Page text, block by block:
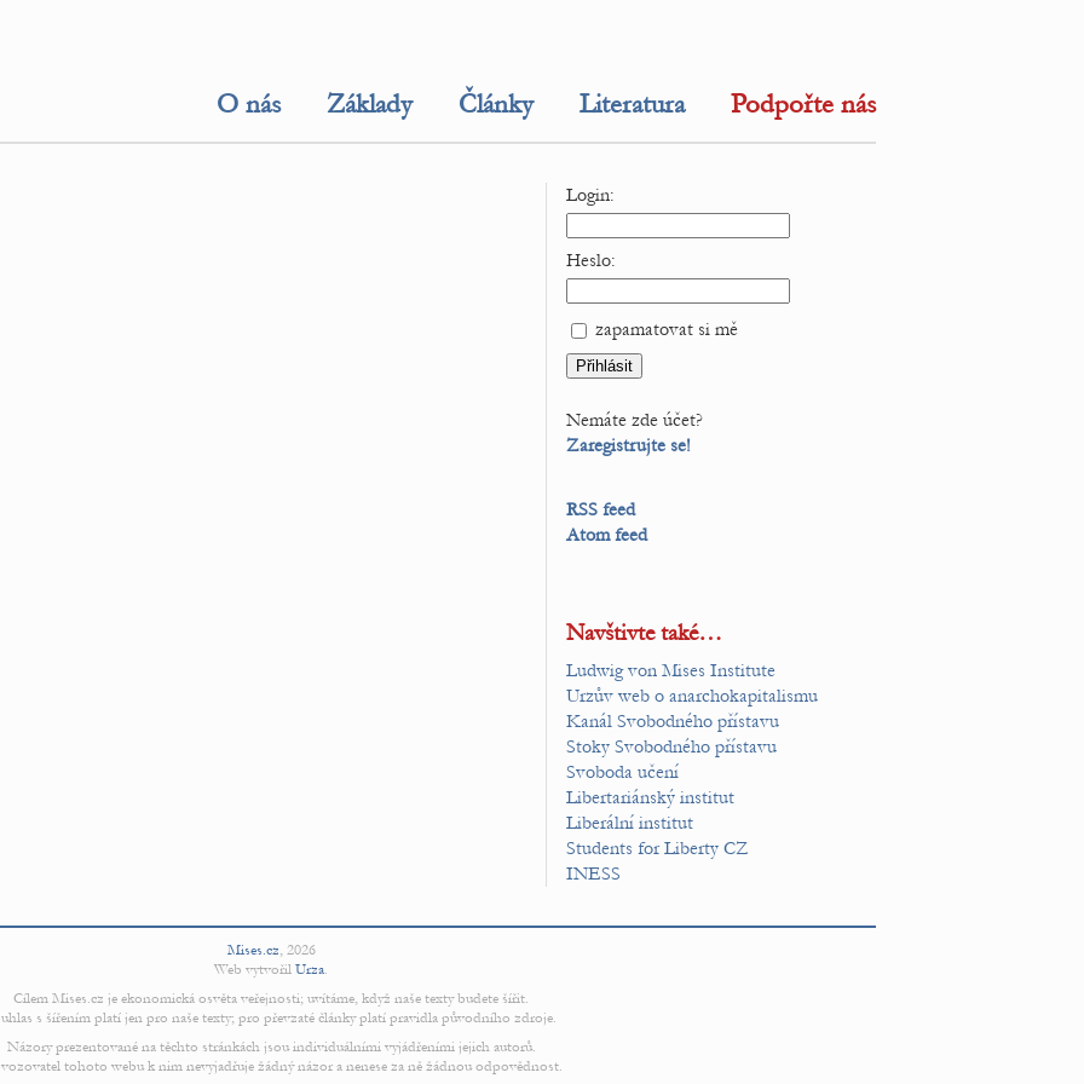
O nás Základy Články Literatura Podpořte nás
Login:
Heslo:
zapamatovat si mě
Nemáte zde účet?
Zaregistrujte se!
RSS feed
Atom feed
Navštivte také…
Ludwig von Mises Institute
Urzův web o anarchokapitalismu
Kanál Svobodného přístavu
Stoky Svobodného přístavu
Svoboda učení
Libertariánský institut
Liberální institut
Students for Liberty CZ
INESS
Mises.cz, 2026
Web vytvořil Urza.
Cílem Mises.cz je ekonomická osvěta veřejnosti; uvítáme, když naše texty budete šířit.
s šířením platí jen pro naše texty; pro převzaté články platí pravidla původního zdroje.
Názory prezentované na těchto stránkách jsou individuálními vyjádřeními jejich autorů.
tohoto webu k nim nevyjadřuje žádný názor a nenese za ně žádnou odpovědnost.